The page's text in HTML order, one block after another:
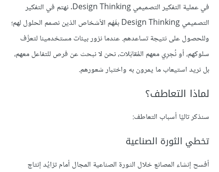
في عملية التفكير التصميمي Design Thinking. نهتم في التفكير
التصميمي Design Thinking بفَهْم الأشخاص الذين نصمم الحلول لهم؛
وللحصول على نتيجة تساعدهم. عندما نزور بيئات مستخدمينا لتعرُّف
سلوكهم، أو نُجرِي معهم المُقابَلات، نحن لا نبحث عن فرص للتفاعل معهم،
بل نريد استيعاب ما يمرون به واختبار شعورهم.
لماذا التعاطف؟
سنذكر تاليًا أسباب التعاطف:
تخطي الثورة الصناعية
أفسح إنشاء المصانع خلال الثورة الصناعية المجال أمام تزايُد إنتاج